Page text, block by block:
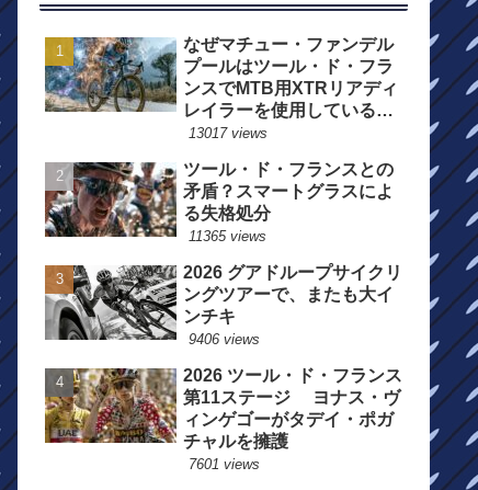
なぜマチュー・ファンデル
プールはツール・ド・フラ
ンスでMTB用XTRリアディ
レイラーを使用しているの
か？
13017 views
ツール・ド・フランスとの
矛盾？スマートグラスによ
る失格処分
11365 views
2026 グアドループサイクリ
ングツアーで、またも大イ
ンチキ
9406 views
2026 ツール・ド・フランス
第11ステージ ヨナス・ヴ
ィンゲゴーがタデイ・ポガ
チャルを擁護
7601 views